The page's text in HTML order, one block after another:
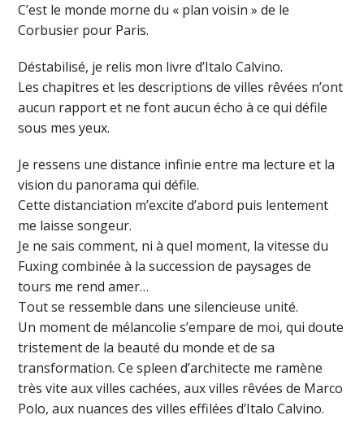
C’est le monde morne du « plan voisin » de le
Corbusier pour Paris.
Déstabilisé, je relis mon livre d’Italo Calvino.
Les chapitres et les descriptions de villes rêvées n’ont
aucun rapport et ne font aucun écho à ce qui défile
sous mes yeux.
Je ressens une distance infinie entre ma lecture et la
vision du panorama qui défile.
Cette distanciation m’excite d’abord puis lentement
me laisse songeur.
Je ne sais comment, ni à quel moment, la vitesse du
Fuxing combinée à la succession de paysages de
tours me rend amer…
Tout se ressemble dans une silencieuse unité.
Un moment de mélancolie s’empare de moi, qui doute
tristement de la beauté du monde et de sa
transformation. Ce spleen d’architecte me ramène
très vite aux villes cachées, aux villes rêvées de Marco
Polo, aux nuances des villes effilées d’Italo Calvino.